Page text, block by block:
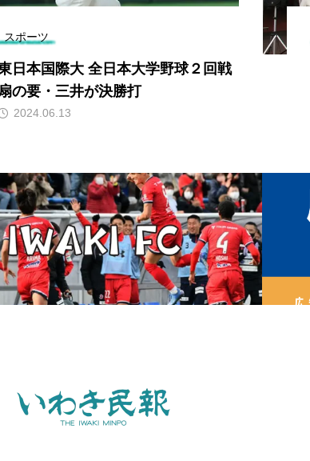
スポーツ
日本国際大 全日本大学野球２回戦
の要・三井が決勝打
2024.06.13